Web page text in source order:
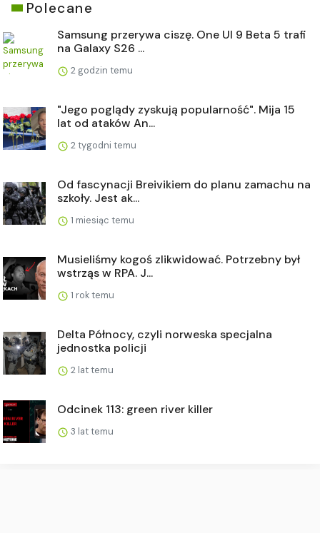
Polecane
Samsung przerywa ciszę. One UI 9 Beta 5 trafi
na Galaxy S26 ...
2 godzin temu
"Jego poglądy zyskują popularność". Mija 15
lat od ataków An...
2 tygodni temu
Od fascynacji Breivikiem do planu zamachu na
szkoły. Jest ak...
1 miesiąc temu
Musieliśmy kogoś zlikwidować. Potrzebny był
wstrząs w RPA. J...
1 rok temu
Delta Północy, czyli norweska specjalna
jednostka policji
2 lat temu
Odcinek 113: green river killer
3 lat temu